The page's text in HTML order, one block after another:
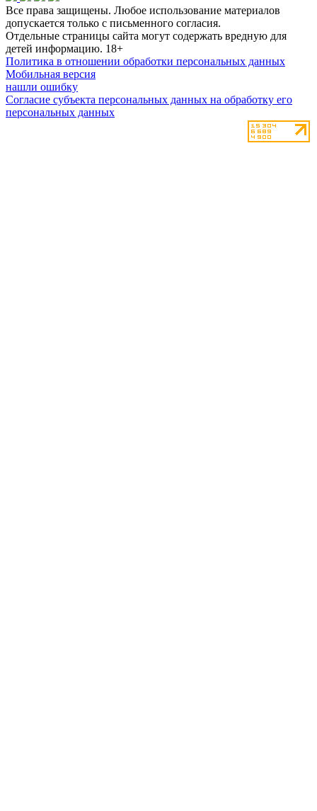
Все права защищены. Любое использование материалов
допускается только с письменного согласия.
Отдельные страницы сайта могут содержать вредную для
детей информацию. 18+
Политика в отношении обработки персональных данных
Мобильная версия
нашли ошибку
Согласие субъекта персональных данных на обработку его
персональных данных